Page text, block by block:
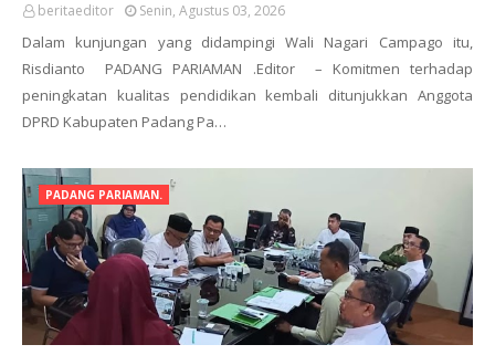
beritaeditor Senin, Agustus 03, 2026
Dalam kunjungan yang didampingi Wali Nagari Campago itu,
Risdianto PADANG PARIAMAN .Editor – Komitmen terhadap
peningkatan kualitas pendidikan kembali ditunjukkan Anggota
DPRD Kabupaten Padang Pa…
PADANG PARIAMAN.